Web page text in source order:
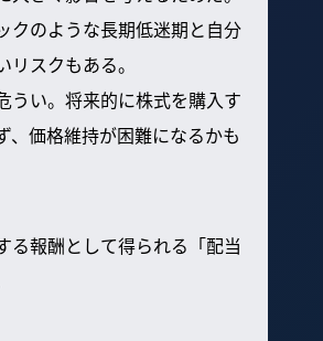
クのような長期低迷期と自分
スクもある。
うい。将来的に株式を購入す
、価格維持が困難になるかも
る報酬として得られる「配当